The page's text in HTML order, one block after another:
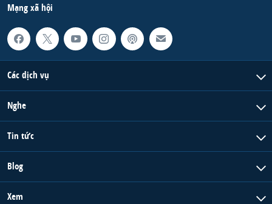
Mạng xã hội
Các dịch vụ
Nghe
Tin tức
Blog
Xem